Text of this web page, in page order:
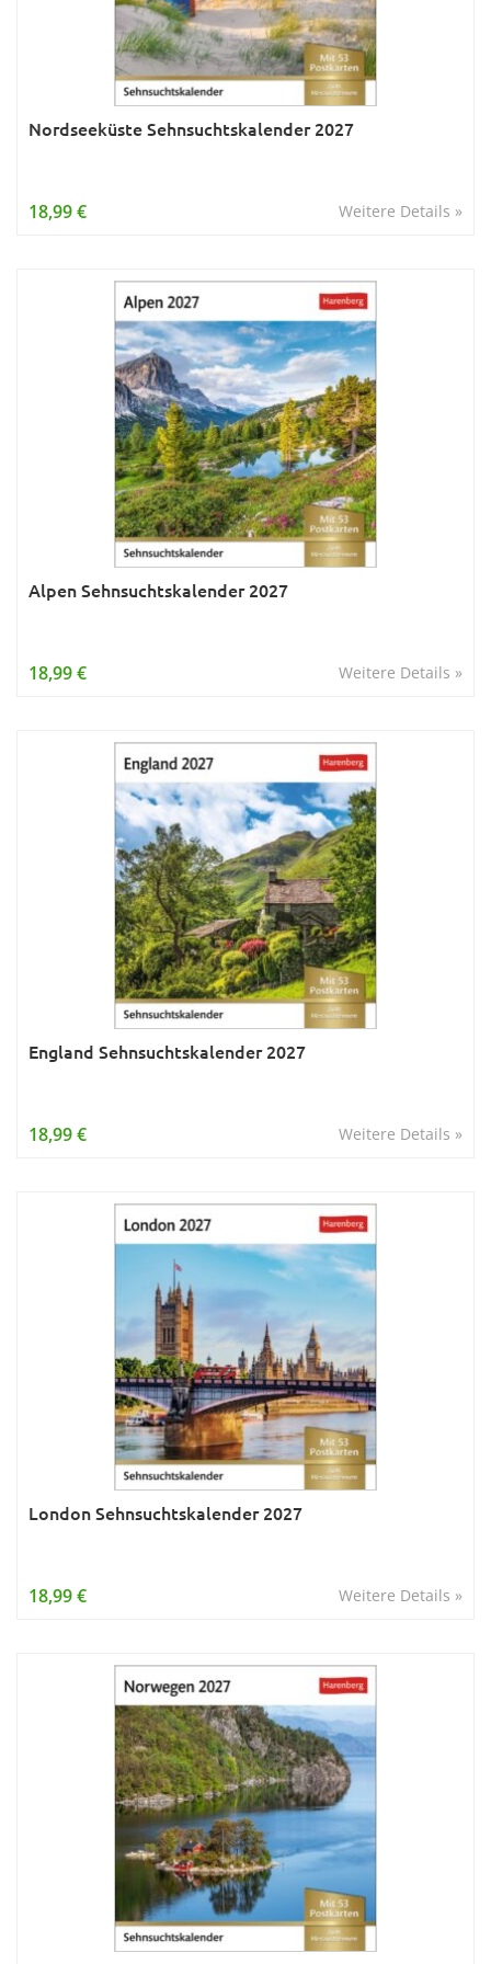
Nordseeküste Sehnsuchtskalender 2027
Weitere Details »
18,99 €
Alpen Sehnsuchtskalender 2027
Weitere Details »
18,99 €
England Sehnsuchtskalender 2027
Weitere Details »
18,99 €
London Sehnsuchtskalender 2027
Weitere Details »
18,99 €